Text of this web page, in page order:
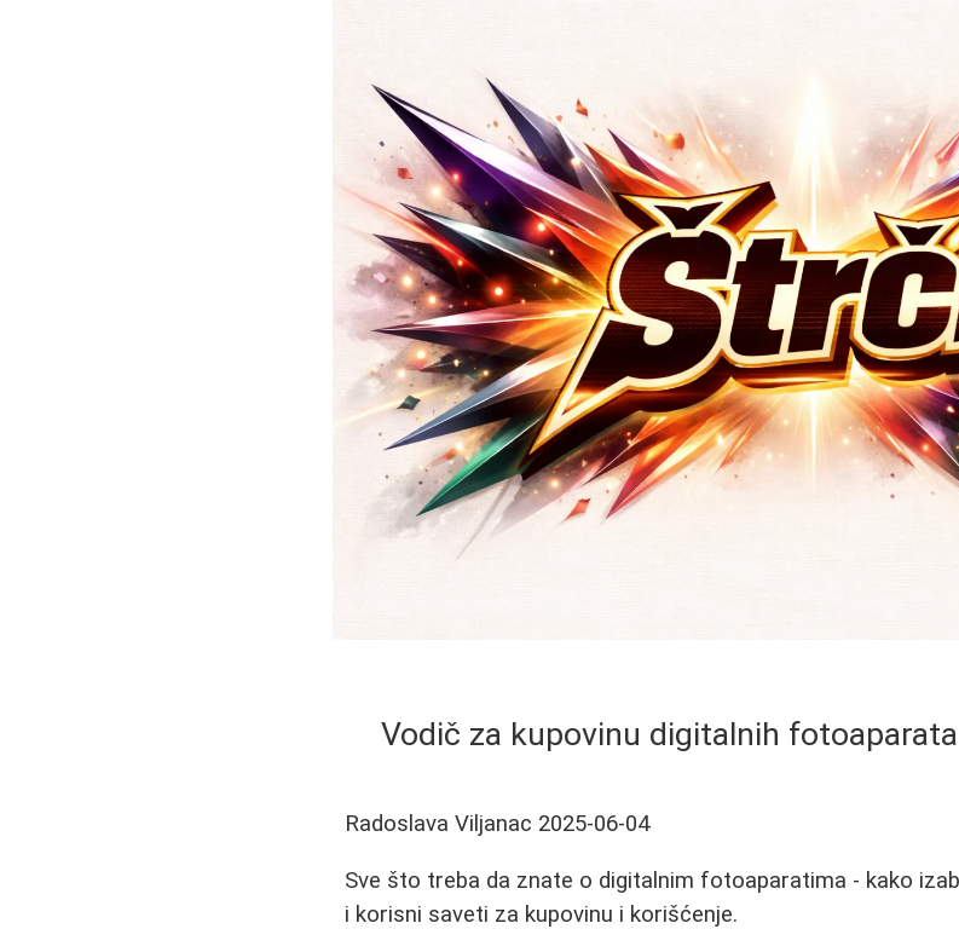
Vodič za kupovinu digitalnih
Radoslava Viljanac 2025-06-04
Sve što treba da znate o digitalnim fotoaparatima - kako
i korisni saveti za kupovinu i korišćenje.